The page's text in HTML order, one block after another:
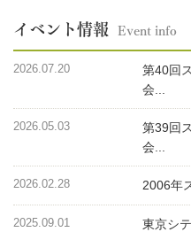
イベント情報 Event info
2026.07.20
第40回
会...
2026.05.03
第39回
会...
2026.02.28 2006年
2025.09.01 東京シ